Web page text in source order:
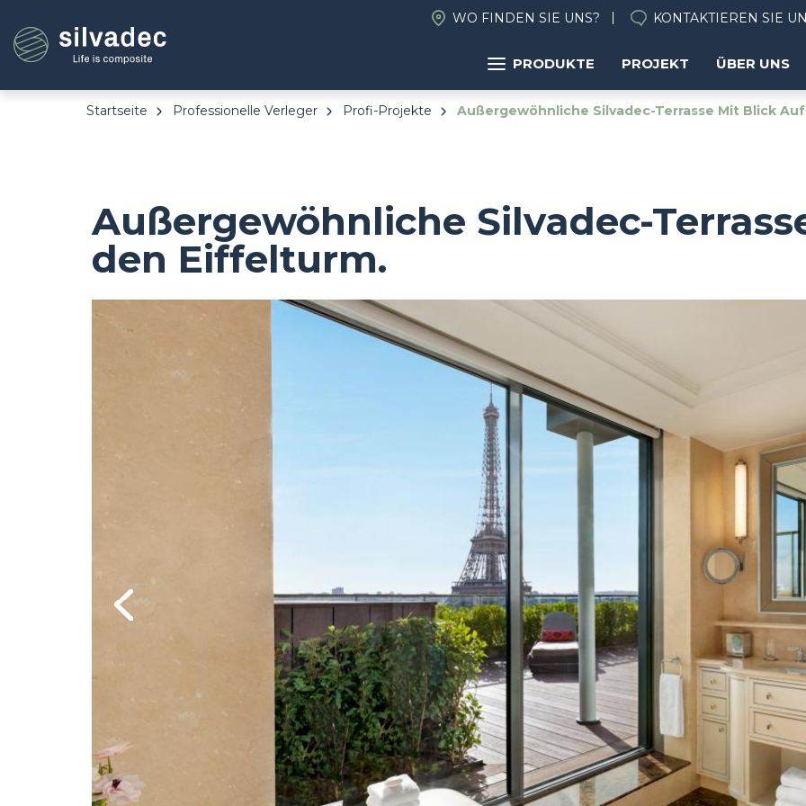
zum
Inhalt
WO FINDEN SIE UNS? KONTAKTIEREN SIE
PRODUKTE PROJEKT ÜBER UNS
Startseite Professionelle Verleger Profi-Projekte Außergewöhnliche Silvadec-Terrasse Mit Blick
Außergewöhnliche Silvadec-
den Eiffelturm.
Previous